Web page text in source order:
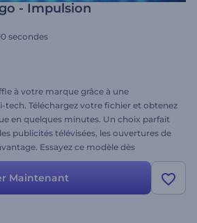
- Impulsion
secondes
à votre marque grâce à une
Téléchargez votre fichier et obtenez
en quelques minutes. Un choix parfait
publicités télévisées, les ouvertures de
Essayez ce modèle dès
marque en avant !
Maintenant